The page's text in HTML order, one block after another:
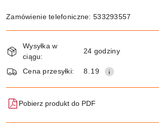
Zamówienie telefoniczne: 533293557
i
dostawa
Wysyłka w
ciągu:
24 godziny
Cena przesyłki: 8.19
Pobierz produkt do PDF